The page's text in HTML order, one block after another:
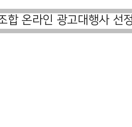
합 온라인 광고대행사 선